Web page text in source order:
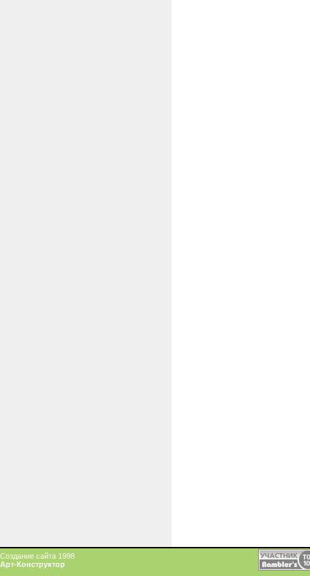
Создание сайта 1998
Арт-Конструктор